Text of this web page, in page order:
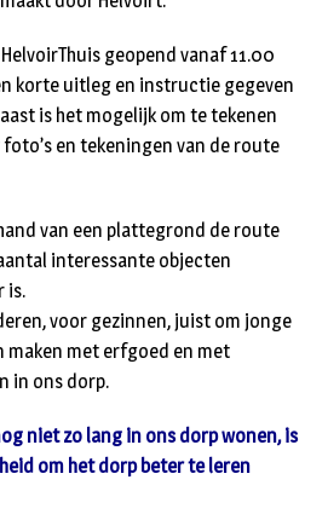
geopend vanaf 11.00
korte uitleg en instructie gegeven
is het mogelijk om te tekenen
en tekeningen van de route
van een plattegrond de route
interessante objecten
is.
voor gezinnen, juist om jonge
maken met erfgoed en met
in ons dorp.
niet zo lang in ons dorp wonen, is
om het dorp beter te leren